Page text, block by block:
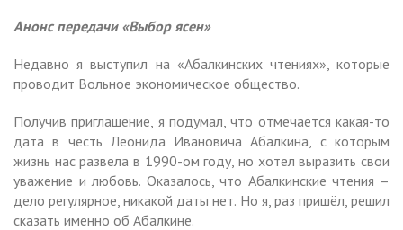
Анонс передачи «Выбор ясен»
Недавно я выступил на «Абалкинских чтениях», которые
проводит Вольное экономическое общество.
Получив приглашение, я подумал, что отмечается какая-то
дата в честь Леонида Ивановича Абалкина, с которым
жизнь нас развела в 1990-ом году, но хотел выразить свои
уважение и любовь. Оказалось, что Абалкинские чтения –
дело регулярное, никакой даты нет. Но я, раз пришёл, решил
сказать именно об Абалкине.